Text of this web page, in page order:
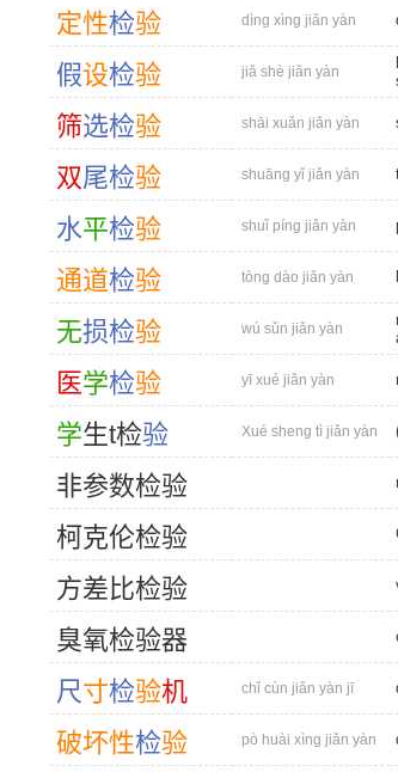
定性检验 dìng xìng jiǎn yàn
假设检验 jiǎ shè jiǎn yàn
筛选检验 shāi xuǎn jiǎn yàn
双尾检验 shuāng yǐ jiǎn yàn
水平检验 shuǐ píng jiǎn yàn
通道检验 tòng dào jiǎn yàn
无损检验 wú sǔn jiǎn yàn
医学检验 yī xué jiǎn yàn
学生t检验 Xué sheng tì jiǎn yàn
非参数检验
柯 克伦检验
方差 比检验
臭氧检验器
尺寸检验机 chǐ cùn jiǎn yàn jī
破坏性检验 pò huài xìng jiǎn yàn